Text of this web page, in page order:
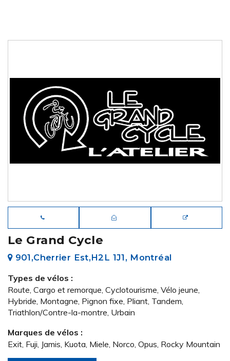
Le Grand Cycle
901,Cherrier Est,H2L 1J1, Montréal
Types de vélos :
Route, Cargo et remorque, Cyclotourisme, Vélo jeune,
Hybride, Montagne, Pignon fixe, Pliant, Tandem,
Triathlon/Contre-la-montre, Urbain
Marques de vélos :
Exit, Fuji, Jamis, Kuota, Miele, Norco, Opus, Rocky Mountain